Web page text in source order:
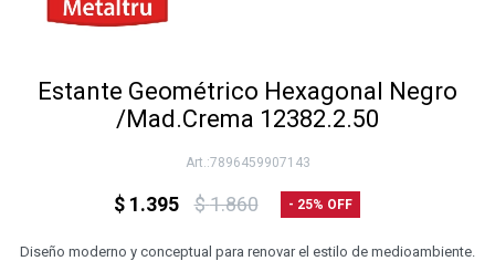
Estante Geométrico Hexagonal Negro
/Mad.Crema 12382.2.50
7896459907143
$ 1.395 $1.860 25
Diseño moderno y conceptual para renovar el estilo de medioambiente.